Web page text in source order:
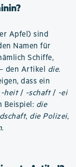
Apfel) sind
Namen für
Schiffe,
den Artikel die.
dass ein
-heit/ -schaft/ -ei
Beispiel: die
, die Polizei,
.